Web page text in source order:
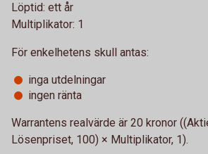
Löptid: ett år
Multiplikator: 1
För enkelhetens skull antas:
inga utdelningar
ingen ränta
Warrantens realvärde är 20 kronor
Lösenpriset, 100) × Multiplikator, 1).